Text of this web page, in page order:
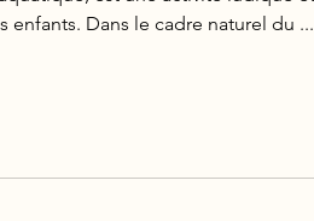
enfants. Dans le cadre naturel du ...